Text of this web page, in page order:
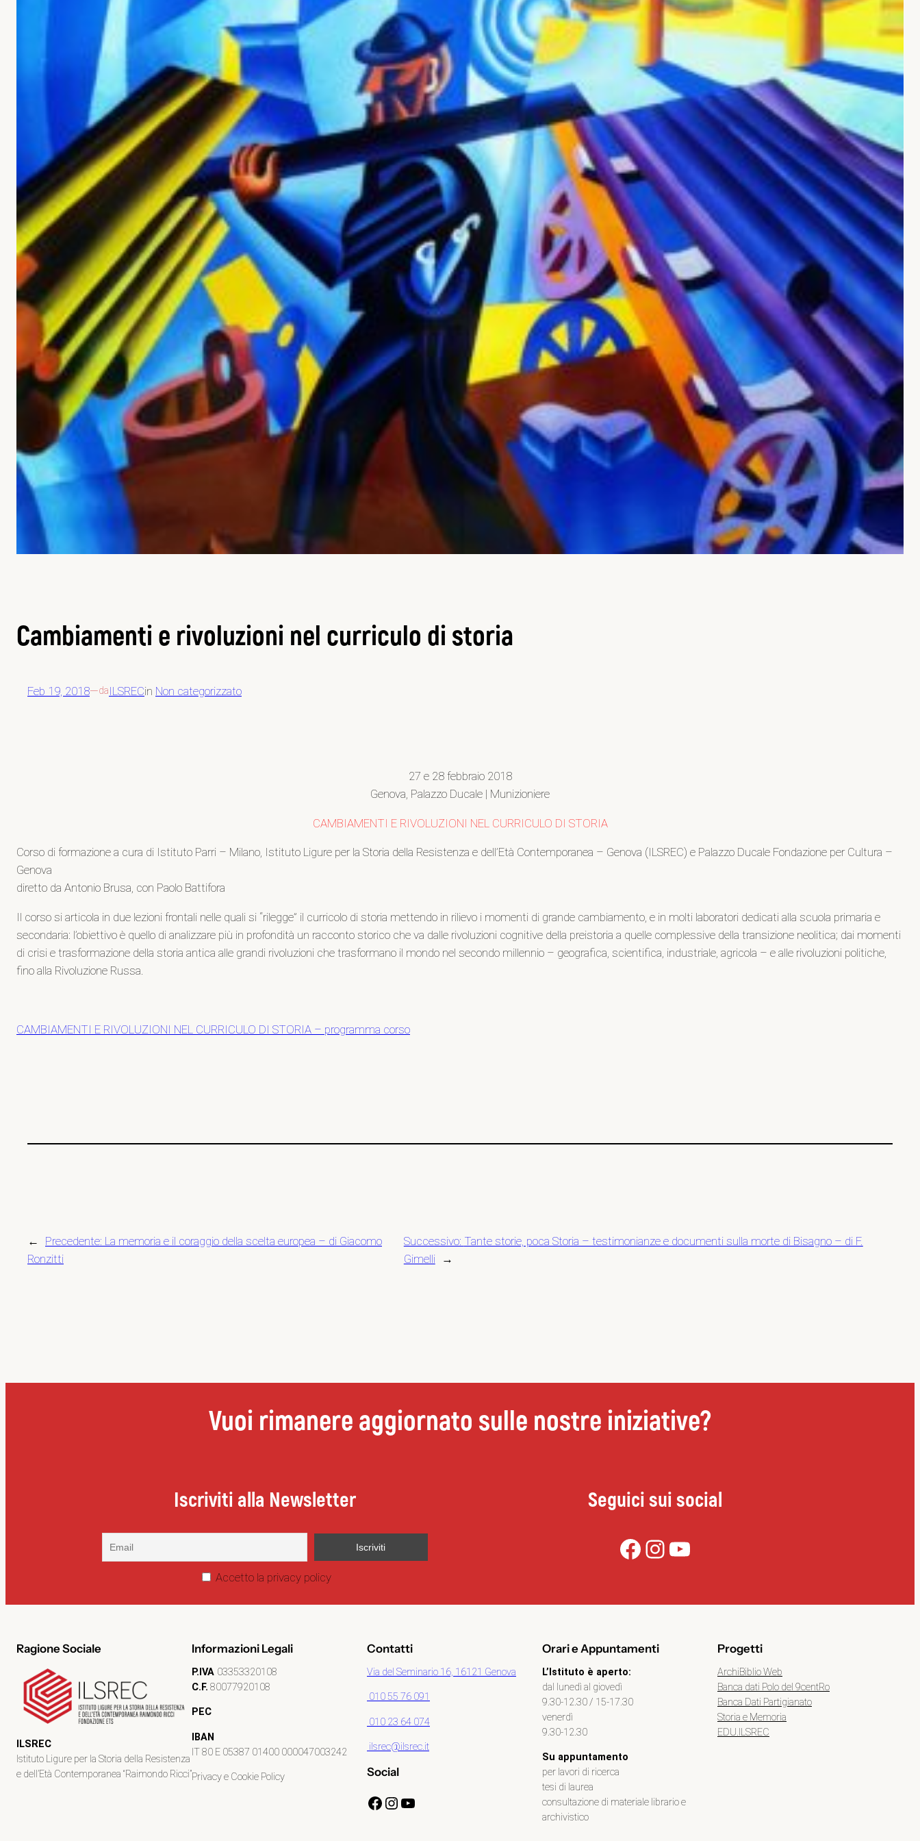
Cambiamenti e rivoluzioni nel curriculo di storia
Feb 19, 2018—daILSRECin Non categorizzato
27 e 28 febbraio 2018
Genova, Palazzo Ducale | Munizioniere
CAMBIAMENTI E RIVOLUZIONI NEL CURRICULO DI STORIA
Corso di formazione a cura di Istituto Parri – Milano, Istituto Ligure per la Storia della Resistenza e dell’Età Contemporanea – Genova (ILSREC) e Palazzo Ducale Fondazione per Cultura –
Genova
diretto da Antonio Brusa, con Paolo Battifora
Il corso si articola in due lezioni frontali nelle quali si “rilegge” il curricolo di storia mettendo in rilievo i momenti di grande cambiamento, e in molti laboratori dedicati alla scuola primaria e
secondaria: l’obiettivo è quello di analizzare più in profondità un racconto storico che va dalle rivoluzioni cognitive della preistoria a quelle complessive della transizione neolitica; dai momenti
di crisi e trasformazione della storia antica alle grandi rivoluzioni che trasformano il mondo nel secondo millennio – geografica, scientifica, industriale, agricola – e alle rivoluzioni politiche,
fino alla Rivoluzione Russa.
CAMBIAMENTI E RIVOLUZIONI NEL CURRICULO DI STORIA – programma corso
← Precedente: La memoria e il coraggio della scelta europea – di Giacomo
Ronzitti
Successivo: Tante storie, poca Storia – testimonianze e documenti sulla morte di Bisagno – di F.
Gimelli
→
Vuoi rimanere aggiornato sulle nostre iniziative?
Iscriviti alla Newsletter
Accetto la privacy policy
Seguici sui social
Facebook InstagramYouTube
Ragione Sociale
ILSREC
Istituto Ligure per la Storia della Resistenza
e dell’Età Contemporanea “Raimondo Ricci”
Informazioni Legali
P.IVA 03353320108
C.F. 80077920108
PEC
IBAN
IT 80 E 05387 01400 000047003242
Privacy e Cookie Policy
Contatti
Via del Seminario 16, 16121 Genova
010 55 76 091
010 23 64 074
ilsrec@ilsrec.it
Social
Facebook InstagramYouTube
Orari e Appuntamenti
L’Istituto è aperto:
dal lunedì al giovedì
9.30-12.30 / 15-17.30
venerdì
9.30-12.30
Su appuntamento
per lavori di ricerca
tesi di laurea
consultazione di materiale librario e
archivistico
Progetti
ArchiBiblio Web
Banca dati Polo del 9centRo
Banca Dati Partigianato
Storia e Memoria
EDU.ILSREC